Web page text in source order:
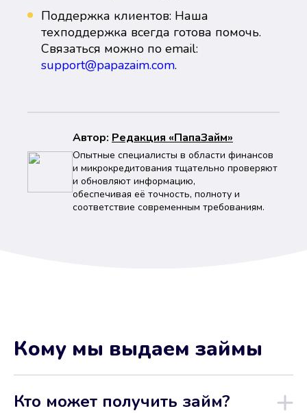
Поддержка клиентов: Наша
техподдержка всегда готова помочь.
Связаться можно по email:
support@papazaim.com.
Автор: Peдaкция «ПапаЗайм»
Опытные специалисты в области финансов
и микрокредитования тщательно проверяют
и обновляют информацию,
обеспечивая её точность, полноту и
соответствие современным требованиям.
Кому мы выдаем займы
Кто может получить займ?